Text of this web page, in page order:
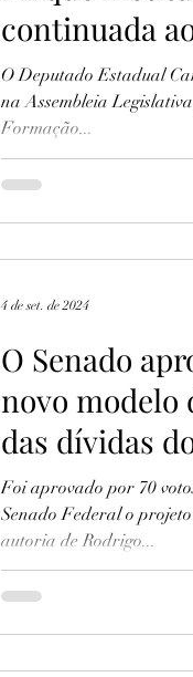
continuada
educação
O Deputado Estadual
na Assembleia
Formação...
O Senado
novo modelo
das dívidas
Foi aprovado por 70
Senado Federal o
autoria de Rodrigo...
4 de set. de 2024